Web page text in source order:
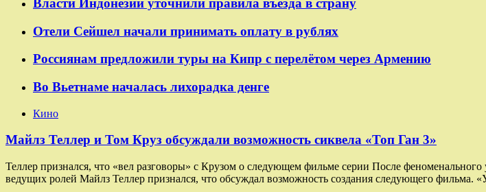
Власти Индонезии уточнили правила въезда в страну
Отели Сейшел начали принимать оплату в рублях
Россиянам предложили туры на Кипр с перелётом через Армению
Во Вьетнаме началась лихорадка денге
Кино
Майлз Теллер и Том Круз обсуждали возможность сиквела «Топ Ган 3»
Теллер признался, что «вел разговоры» с Крузом о следующем фильме серии После
ведущих ролей Майлз Теллер признался, что обсуждал возможность создания следующего фильма.